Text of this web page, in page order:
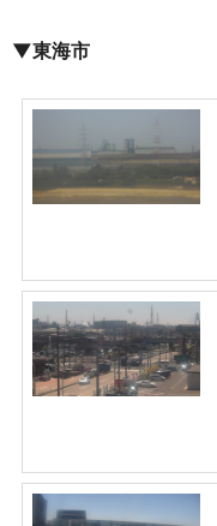
▼東海市